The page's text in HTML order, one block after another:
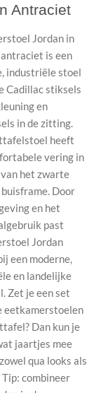
Antraciet
Jordan in
is een
industriële stoel
Cadillac stiksels
en
in de zitting.
heeft
vering in
het zwarte
Door
en het
past
Jordan
een moderne,
en landelijke
Zet je een set
eetkamerstoelen
Dan kun je
jaartjes mee
qua looks als
combineer